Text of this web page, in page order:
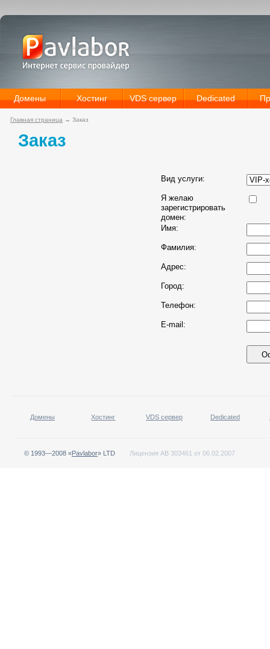
Домены Хостинг VDS сервер Dedicated
Главная страница → Заказ
Заказ
Вид услуги:
Я желаю
зарегистрировать
домен:
Имя:
Фамилия:
Адрес:
Город:
Телефон:
E-mail:
Домены Хостинг VDS сервер Dedicated
© 1993—2008 «Pavlabor» LTD Лицензия АВ 303461 от 06.02.2007